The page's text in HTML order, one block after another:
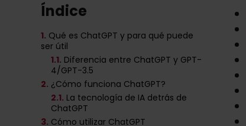
Índice
1. Qué es ChatGPT y para qué puede
ser útil
1.1. Diferencia entre ChatGPT y GPT-
4/GPT-3.5
2. ¿Cómo funciona ChatGPT?
2.1. La tecnología de IA detrás de
ChatGPT
3. Cómo utilizar ChatGPT